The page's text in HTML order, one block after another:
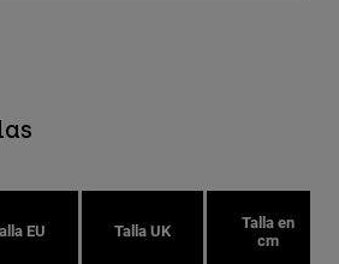
EU Talla UK
Talla en
cm